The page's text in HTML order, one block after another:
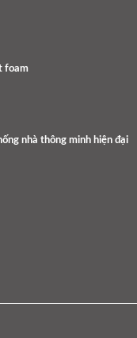
foam
nhà thông minh hiện đại